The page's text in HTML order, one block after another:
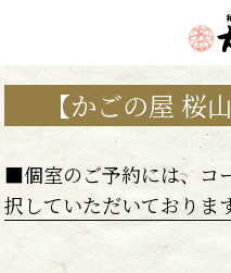
【かごの屋 桜
■個室のご予約には、コ
択していただいております